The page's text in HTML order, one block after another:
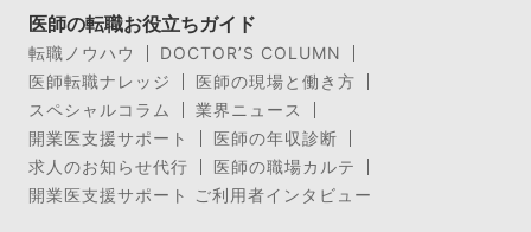
医師の転職お役立ちガイド
転職ノウハウ
DOCTOR’S COLUMN
医師転職ナレッジ
医師の現場と働き方
スペシャルコラム
業界ニュース
開業医支援サポート
医師の年収診断
求人のお知らせ代行
医師の職場カルテ
開業医支援サポート ご利用者インタビュー